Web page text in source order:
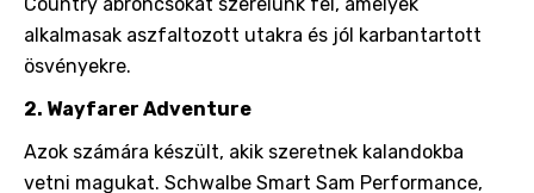
alkalmasak aszfaltozott utakra és jól karbantartott
ösvényekre.
2. Wayfarer Adventure
Azok számára készült, akik szeretnek kalandokba
vetni magukat. Schwalbe Smart Sam Performance,